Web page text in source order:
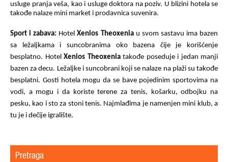
usluge pranja veša, kao i usluge doktora na poziv. U blizini hotela se
takođe nalaze mini market i prodavnica suvenira.
Sport i zabava: HotelXenios Theoxenia u svom sastavu ima bazen
sa ležaljkama i suncobranima oko bazena čije je korišćenje
besplatno. Hotel Xenios Theoxenia takođe poseduje i jedan manji
bazen za decu. Ležaljke i suncobrani koji se nalaze na plaži su takođe
besplatni. Gosti hotela mogu da se bave pojedinim sportovima na
vodi, a mogu i da koriste terene za tenis, košarku, odbojku na
pesku, kao i sto za stoni tenis. Najmlađima je namenjen mini klub, a
tu je i dečije igralište.
Pretraga